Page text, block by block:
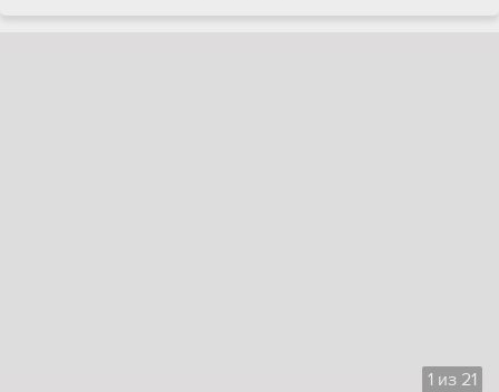
1 из 21